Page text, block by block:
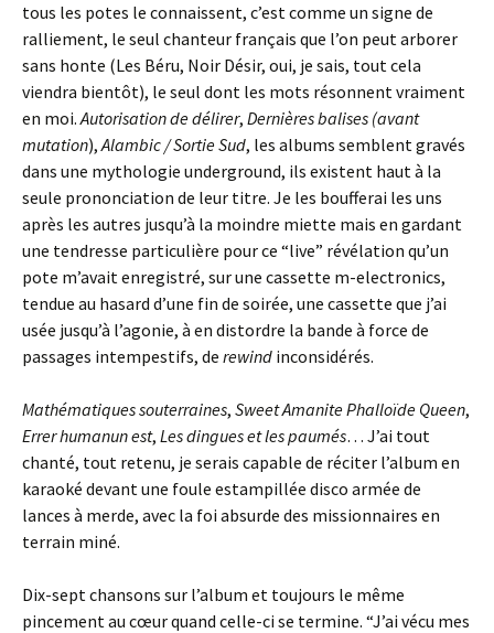
tous les potes le connaissent, c’est comme un signe de
ralliement, le seul chanteur français que l’on peut arborer
sans honte (Les Béru, Noir Désir, oui, je sais, tout cela
viendra bientôt), le seul dont les mots résonnent vraiment
en moi.Autorisation de délirer, Dernières balises (avant
mutation),Alambic / Sortie Sud, les albums semblent gravés
dans une mythologie underground, ils existent haut à la
seule prononciation de leur titre. Je les boufferai les uns
après les autres jusqu’à la moindre miette mais en gardant
une tendresse particulière pour ce “live” révélation qu’un
pote m’avait enregistré, sur une cassette m-electronics,
tendue au hasard d’une fin de soirée, une cassette que j’ai
usée jusqu’à l’agonie, à en distordre la bande à force de
passages intempestifs, de rewind inconsidérés.
Mathématiques souterraines, Sweet Amanite Phalloïde Queen,
Errer humanun est, Les dingues et les paumés… J’ai tout
chanté, tout retenu, je serais capable de réciter l’album en
karaoké devant une foule estampillée disco armée de
lances à merde, avec la foi absurde des missionnaires en
terrain miné.
Dix-sept chansons sur l’album et toujours le même
pincement au cœur quand celle-ci se termine. “J’ai vécu mes